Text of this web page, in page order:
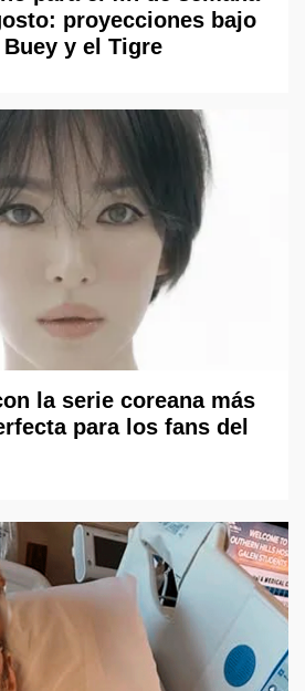
proyecciones bajo
y el Tigre
la serie coreana más
para los fans del